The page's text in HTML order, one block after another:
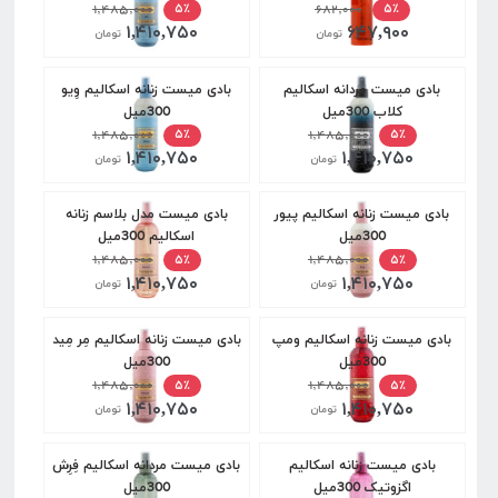
۵٪ ۶۸۲,۰۰۰
۶۴۷,۹۰۰ تومان
۵٪ ۱,۴۸۵,۰۰۰
۱,۴۱۰,۷۵۰ تومان
بادی میست مردانه اسکالیم
کلاب 300میل
۵٪
۱,۴۸۵,۰۰۰
۱,۴۱۰,۷۵۰ تومان
بادی میست زنانه اسکالیم وِیو
300میل
۵٪
۱,۴۸۵,۰۰۰
۱,۴۱۰,۷۵۰ تومان
بادی میست زنانه اسکالیم پیور
300میل
۵٪
۱,۴۸۵,۰۰۰
۱,۴۱۰,۷۵۰ تومان
بادی میست مدل بلاسم زنانه
اسکالیم 300میل
۵٪
۱,۴۸۵,۰۰۰
۱,۴۱۰,۷۵۰ تومان
بادی میست زنانه اسکالیم ومپ
300میل
۵٪
۱,۴۸۵,۰۰۰
۱,۴۱۰,۷۵۰ تومان
بادی میست زنانه اسکالیم مِر مِید
300میل
۵٪
۱,۴۸۵,۰۰۰
۱,۴۱۰,۷۵۰ تومان
بادی میست زنانه اسکالیم
اگزوتیک 300میل
بادی میست مردانه اسکالیم فِرِش
300میل